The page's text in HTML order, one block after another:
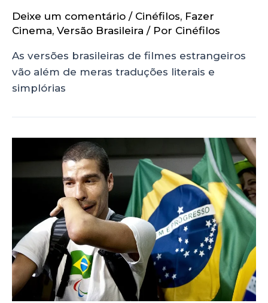
Deixe um comentário / Cinéfilos, Fazer
Cinema, Versão Brasileira / Por Cinéfilos
As versões brasileiras de filmes estrangeiros
vão além de meras traduções literais e
simplórias